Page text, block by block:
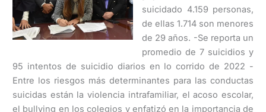
suicidado 4.159 personas,
de ellas 1.714 son menores
de 29 años. -Se reporta un
promedio de 7 suicidios y
95 intentos de suicidio diarios en lo corrido de 2022 -
Entre los riesgos más determinantes para las conductas
suicidas están la violencia intrafamiliar, el acoso escolar,
el bullying en los colegios y enfatizó en la importancia de